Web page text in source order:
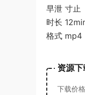
早泄 寸止
时长
格式 mp4
资源下
下载价格